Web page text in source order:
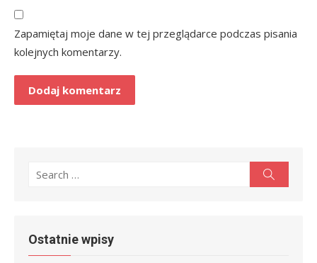
Zapamiętaj moje dane w tej przeglądarce podczas pisania
kolejnych komentarzy.
Search
Ostatnie wpisy